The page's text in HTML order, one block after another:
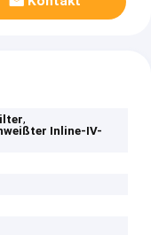
,
Inline-IV-